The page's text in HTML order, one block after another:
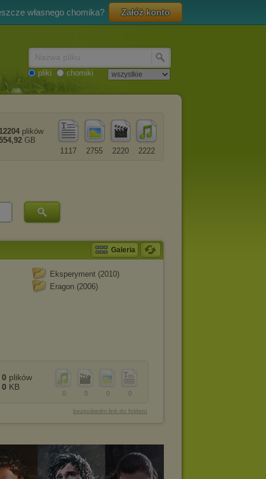
własnego chomika? Załóż konto
pliki chomiki
2222
2220
2755
1117
12204 plików
GB
Galeria
Eksperyment (2010)
Eragon (2006)
0
0
0
0
0 plików
0 KB
bezpośredni link do folderu